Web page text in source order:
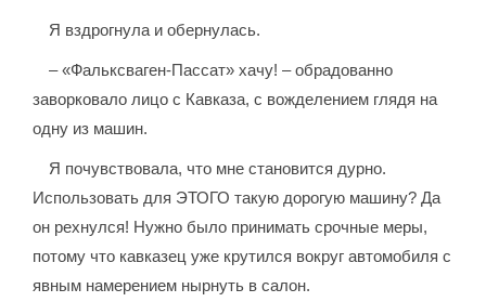
Я вздрогнула и обернулась.
– «Фальксваген-Пассат» хачу! – обрадованно
заворковало лицо с Кавказа, с вожделением глядя на
одну из машин.
Я почувствовала, что мне становится дурно.
Использовать для ЭТОГО такую дорогую машину? Да
он рехнулся! Нужно было принимать срочные меры,
потому что кавказец уже крутился вокруг автомобиля с
явным намерением нырнуть в салон.